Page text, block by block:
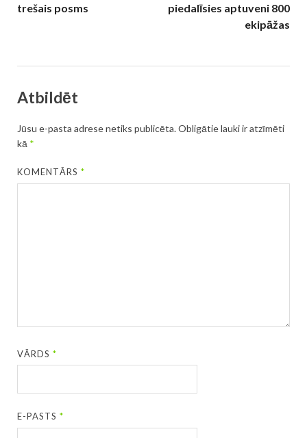
trešais posms
piedalīsies aptuveni 800
ekipāžas
Atbildēt
Jūsu e-pasta adrese netiks publicēta.Obligātie lauki ir atzīmēti
kā *
KOMENTĀRS*
VĀRDS*
E-PASTS*